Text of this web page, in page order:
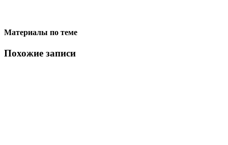
Материалы по теме
Похожие записи